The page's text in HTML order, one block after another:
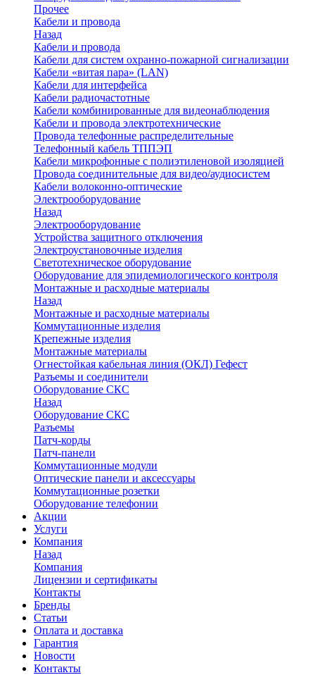
Прочее
Кабели и провода
Назад
Кабели и провода
Кабели для систем охранно-пожарной сигнализации
Кабели «витая пара» (LAN)
Кабели для интерфейса
Кабели радиочастотные
Кабели комбинированные для видеонаблюдения
Кабели и провода электротехнические
Провода телефонные распределительные
Телефонный кабель ТППЭП
Кабели микрофонные с полиэтиленовой изоляцией
Провода соединительные для видео/аудиосистем
Кабели волоконно-оптические
Электрооборудование
Назад
Электрооборудование
Устройства защитного отключения
Электроустановочные изделия
Светотехническое оборудование
Оборудование для эпидемиологического контроля
Монтажные и расходные материалы
Назад
Монтажные и расходные материалы
Коммутационные изделия
Крепежные изделия
Монтажные материалы
Огнестойкая кабельная линия (ОКЛ) Гефест
Разъемы и соединители
Оборудование СКС
Назад
Оборудование СКС
Разъемы
Патч-корды
Патч-панели
Коммутационные модули
Оптические панели и аксессуары
Коммутационные розетки
Оборудование телефонии
Акции
Услуги
Компания
Назад
Компания
Лицензии и сертификаты
Контакты
Бренды
Статьи
Оплата и доставка
Гарантия
Новости
Контакты